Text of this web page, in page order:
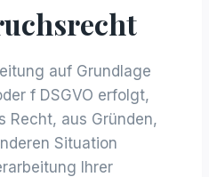
auf Grundlage
f DSGVO erfolgt,
Recht, aus Gründen,
Situation
Ihrer